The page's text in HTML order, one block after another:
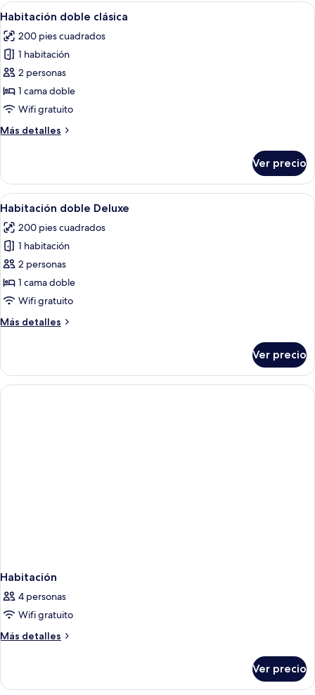
Abrir
todas
las
fotos
de
Habitación
doble
Una habitación de hotel con una
6
Habitación doble clásica
200 pies cuadrados
1 habitación
2 personas
1 cama doble
Wifi gratuito
Más detalles
Más
doble
clásica
Ver precio
Abrir
todas
las
fotos
de
Habitación
doble
Una habitación de hotel con cama,
7
Habitación doble Deluxe
200 pies cuadrados
1 habitación
2 personas
1 cama doble
Wifi gratuito
Más detalles
Más
doble
Deluxe
Ver precio
Habitación
4 personas
Wifi gratuito
Más detalles
Más
Ver precio